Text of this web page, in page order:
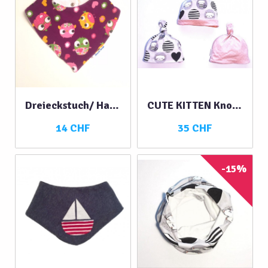
110
S
86
M
104
116
98
FARBE
Dreieckstuch/ Halstuch Eulen violett
14 CHF
CUTE KITTEN Knotenmütze 3 in 1
35 CHF
-15%